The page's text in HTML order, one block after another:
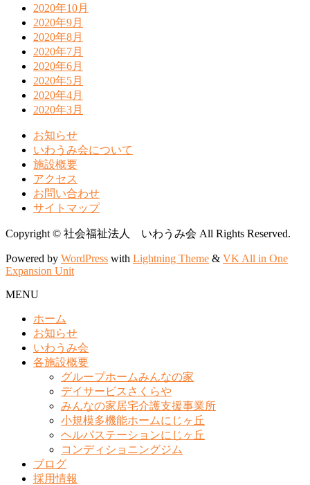
2020年10月
2020年9月
2020年8月
2020年7月
2020年6月
2020年5月
2020年4月
2020年3月
お知らせ
いわうみ会について
施設概要
アクセス
お問い合わせ
サイトマップ
Copyright © 社会福祉法人 いわうみ会 All Rights Reserved.
Powered by WordPress with Lightning Theme & VK All in One
Expansion Unit
MENU
ホーム
お知らせ
いわうみ会
各施設概要
グループホームみんなの家
デイサービスさくらや
みんなの家居宅介護支援事業所
小規模多機能ホームにじヶ丘
ヘルパステーションにじヶ丘
コンディショニングジム
ブログ
採用情報